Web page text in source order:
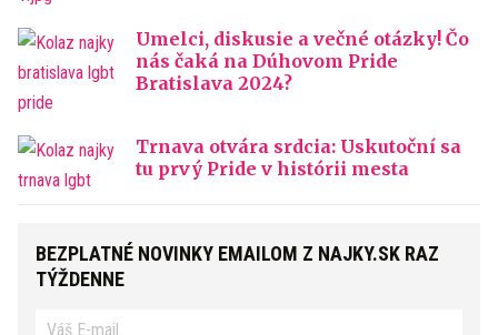
Umelci, diskusie a večné otázky! Čo
nás čaká na Dúhovom Pride
Bratislava 2024?
Trnava otvára srdcia: Uskutoční sa
tu prvý Pride v histórii mesta
BEZPLATNÉ NOVINKY EMAILOM Z NAJKY.SK RAZ
TÝŽDENNE